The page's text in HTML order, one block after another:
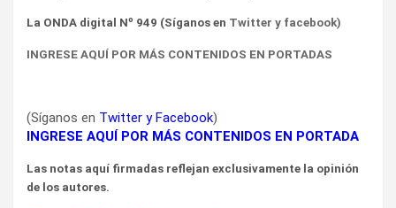
La ONDA digital Nº 949 (Síganos en Twitter y facebook)
INGRESE AQUÍ POR MÁS CONTENIDOS EN PORTADAS
(Síganos en Twitter yFacebook)
INGRESE AQUÍ POR MÁS CONTENIDOS EN PORTADA
Las notas aquí firmadas reflejan exclusivamente la opinión
de los autores.